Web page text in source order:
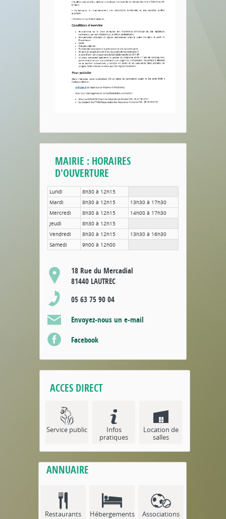
MAIRIE : HORAIRES
D'OUVERTURE
Lundi
8h30 à 12h15
Mardi
8h30 à 12h15
13h30 à 17h30
Mercredi
8h30 à 12h15
14h00 à 17h30
Jeudi
8h30 à 12h15
Vendredi
8h30 à 12h15
13h30 à 16h30
Samedi
9h00 à 12h00
18 Rue du Mercadial
81440 LAUTREC
05 63 75 90 04
Envoyez-nous un e-mail
Facebook
ACCES DIRECT
Service public
Infos
pratiques
Location de
salles
ANNUAIRE
Restaurants Hébergements Associations